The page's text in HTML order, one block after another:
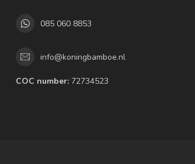
085 060 8853
info@koningbamboe.nl
COC number: 72734523